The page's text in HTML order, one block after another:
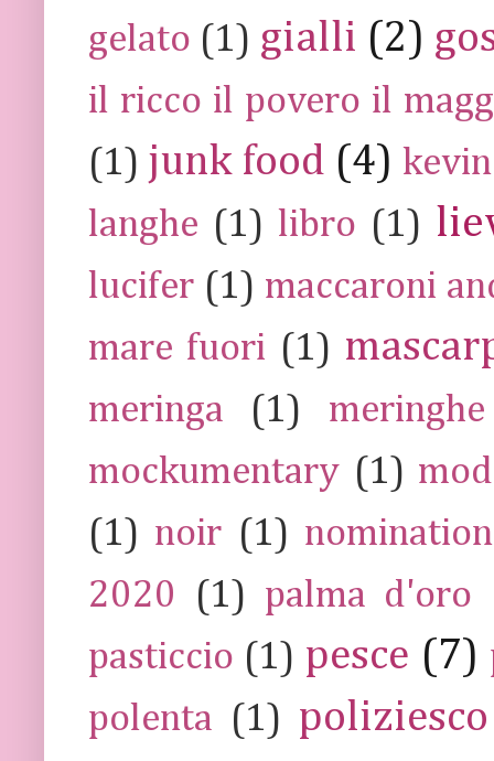
gelato (1) gialli (2)
il ricco il povero il
(1) junk food (4)
langhe (1) libro (1)
lucifer (1) maccaroni
mare fuori (1)
meringa (1)
meringhe
mockumentary (1)
(1) noir (1)
2020
(1) palma d'oro
pasticcio (1) pesce (7)
polenta (1) poliziesco